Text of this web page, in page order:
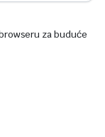
za buduće